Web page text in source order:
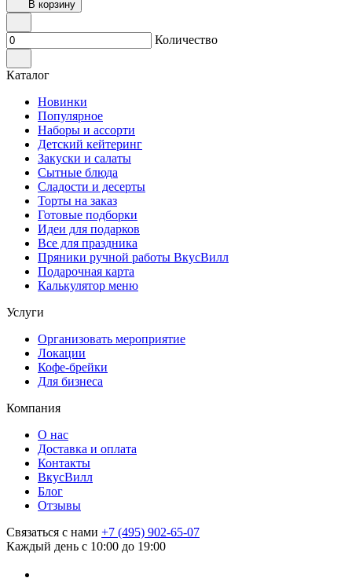
В корзину
Количество
Каталог
Новинки
Популярное
Наборы и ассорти
Детский кейтеринг
Закуски и салаты
Сытные блюда
Сладости и десерты
Торты на заказ
Готовые подборки
Идеи для подарков
Все для праздника
Пряники ручной работы ВкусВилл
Подарочная карта
Калькулятор меню
Услуги
Организовать мероприятие
Локации
Кофе-брейки
Для бизнеса
Компания
О нас
Доставка и оплата
Контакты
ВкусВилл
Блог
Отзывы
Связаться с нами +7 (495) 902-65-07
Каждый день с 10:00 до 19:00